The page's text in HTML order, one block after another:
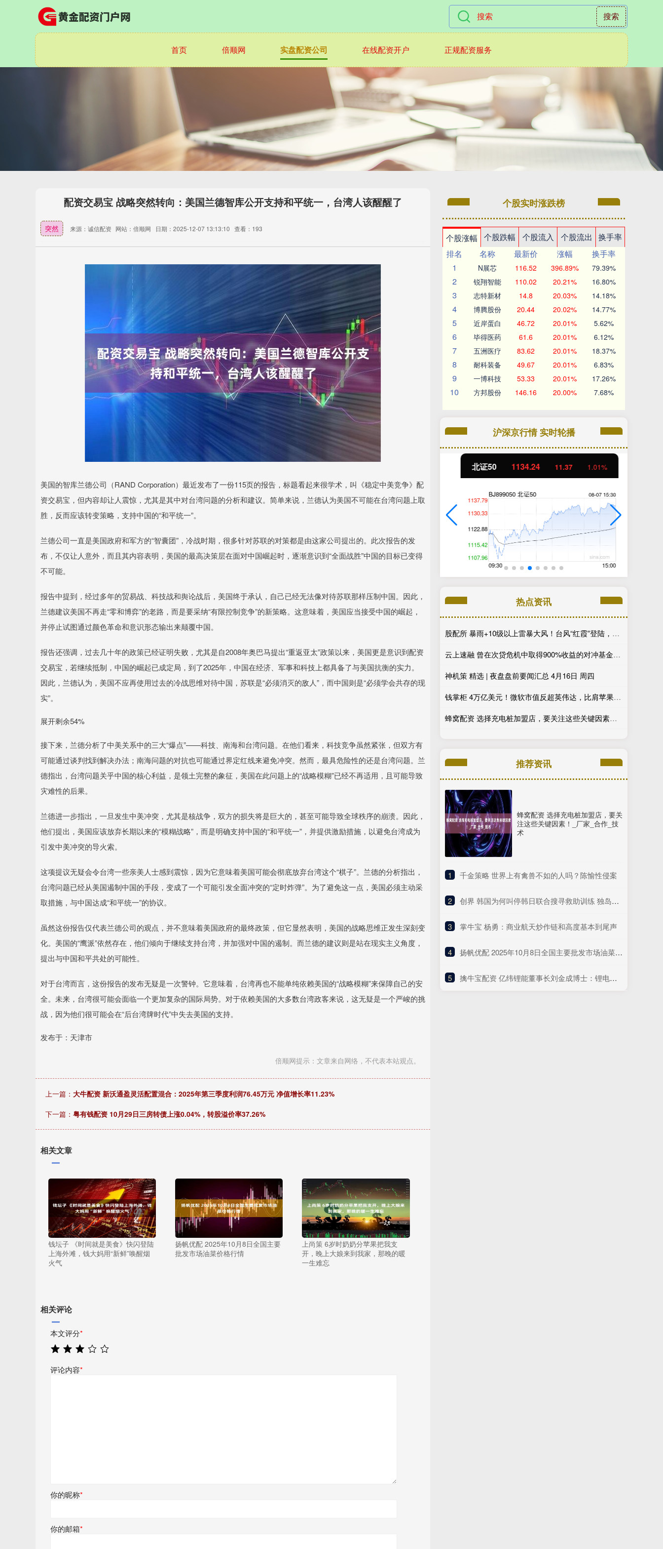
搜索
首页 倍顺网 实盘配资公司 在线配资开户 正规配资服务
配资交易宝 战略突然转向：美国兰德智库公开支持和平统一，台湾人该醒醒了
突然 来源：诚信配资 网站：倍顺网 日期：2025-12-07 13:13:10 查看：193
美国的智库兰德公司（RAND Corporation）最近发布了一份115页的报告，标题看起来很学术，叫《稳定中美竞争》配
资交易宝，但内容却让人震惊，尤其是其中对台湾问题的分析和建议。简单来说，兰德认为美国不可能在台湾问题上取
胜，反而应该转变策略，支持中国的“和平统一”。
兰德公司一直是美国政府和军方的“智囊团”，冷战时期，很多针对苏联的对策都是由这家公司提出的。此次报告的发
布，不仅让人意外，而且其内容表明，美国的最高决策层在面对中国崛起时，逐渐意识到“全面战胜”中国的目标已变得
不可能。
报告中提到，经过多年的贸易战、科技战和舆论战后，美国终于承认，自己已经无法像对待苏联那样压制中国。因此，
兰德建议美国不再走“零和博弈”的老路，而是要采纳“有限控制竞争”的新策略。这意味着，美国应当接受中国的崛起，
并停止试图通过颜色革命和意识形态输出来颠覆中国。
报告还强调，过去几十年的政策已经证明失败，尤其是自2008年奥巴马提出“重返亚太”政策以来，美国更是意识到配资
交易宝，若继续抵制，中国的崛起已成定局，到了2025年，中国在经济、军事和科技上都具备了与美国抗衡的实力。
因此，兰德认为，美国不应再使用过去的冷战思维对待中国，苏联是“必须消灭的敌人”，而中国则是“必须学会共存的现
实”。
展开剩余54%
接下来，兰德分析了中美关系中的三大“爆点”——科技、南海和台湾问题。在他们看来，科技竞争虽然紧张，但双方有
可能通过谈判找到解决办法；南海问题的对抗也可能通过界定红线来避免冲突。然而，最具危险性的还是台湾问题。兰
德指出，台湾问题关乎中国的核心利益，是领土完整的象征，美国在此问题上的“战略模糊”已经不再适用，且可能导致
灾难性的后果。
兰德进一步指出，一旦发生中美冲突，尤其是核战争，双方的损失将是巨大的，甚至可能导致全球秩序的崩溃。因此，
他们提出，美国应该放弃长期以来的“模糊战略”，而是明确支持中国的“和平统一”，并提供激励措施，以避免台湾成为
引发中美冲突的导火索。
这项提议无疑会令台湾一些亲美人士感到震惊，因为它意味着美国可能会彻底放弃台湾这个“棋子”。兰德的分析指出，
台湾问题已经从美国遏制中国的手段，变成了一个可能引发全面冲突的“定时炸弹”。为了避免这一点，美国必须主动采
取措施，与中国达成“和平统一”的协议。
虽然这份报告仅代表兰德公司的观点，并不意味着美国政府的最终政策，但它显然表明，美国的战略思维正发生深刻变
化。美国的“鹰派”依然存在，他们倾向于继续支持台湾，并加强对中国的遏制。而兰德的建议则是站在现实主义角度，
提出与中国和平共处的可能性。
对于台湾而言，这份报告的发布无疑是一次警钟。它意味着，台湾再也不能单纯依赖美国的“战略模糊”来保障自己的安
全。未来，台湾很可能会面临一个更加复杂的国际局势。对于依赖美国的大多数台湾政客来说，这无疑是一个严峻的挑
战，因为他们很可能会在“后台湾牌时代”中失去美国的支持。
发布于：天津市
倍顺网提示：文章来自网络，不代表本站观点。
上一篇： 大牛配资 新沃通盈灵活配置混合：2025年第三季度利润76.45万元 净值增长率11.23%
下一篇： 粤有钱配资 10月29日三房转债上涨0.04%，转股溢价率37.26%
相关文章
钱坛子 《时间就是美食》快闪登陆
上海外滩，钱大妈用“新鲜”唤醒烟
火气
扬帆优配 2025年10月8日全国主要
批发市场油菜价格行情
上尚策 6岁时奶奶分苹果把我支
开，晚上大娘来到我家，那晚的暖
一生难忘
相关评论
本文评分*
评论内容*
你的昵称*
你的邮箱*
个股实时涨跌榜
个股涨幅 个股跌幅 个股流入 个股流出
换手率
排名
名称 最新价 涨幅
换手率
1
N展芯 116.52 396.89% 79.39%
2 锐翔智能 110.02 20.21% 16.80%
3 志特新材 14.8 20.03% 14.18%
4 博腾股份 20.44 20.02% 14.77%
5 近岸蛋白 46.72 20.01% 5.62%
6 毕得医药 61.6 20.01% 6.12%
7 五洲医疗 83.62 20.01% 18.37%
8 耐科装备 49.67 20.01% 6.83%
9 一博科技 53.33 20.01% 17.26%
10 方邦股份 146.16 20.00% 7.68%
沪深京行情 实时轮播
北证50 1134.24 11.37 1.01%
热点资讯
股配所 暴雨+10级以上雷暴大风！台风“红霞”登陆，湖北这些地方是暴雨中心
云上速融 曾在次贷危机中取得900%收益的对冲基金经理有了新的做空目标
神机策 精选 | 夜盘盘前要闻汇总 4月16日 周四
钱掌柜 4万亿美元！微软市值反超英伟达，比肩苹果？_技术_业务_亚马逊
蜂窝配资 选择充电桩加盟店，要关注这些关键因素！_厂家_合作_技术
推荐资讯
蜂窝配资 选择充电桩加盟店，要关
注这些关键因素！_厂家_合作_技
术
1 ​千金策略 世界上有禽兽不如的人吗？陈愉性侵案
2 ​创界 韩国为何叫停韩日联合搜寻救助训练 独岛争端再起波澜
3 ​掌牛宝 杨勇：商业航天炒作链和高度基本到尾声
4 ​扬帆优配 2025年10月8日全国主要批发市场油菜价格行情
5 ​擒牛宝配资 亿纬锂能董事长刘金成博士：锂电池最坚定的乐观者